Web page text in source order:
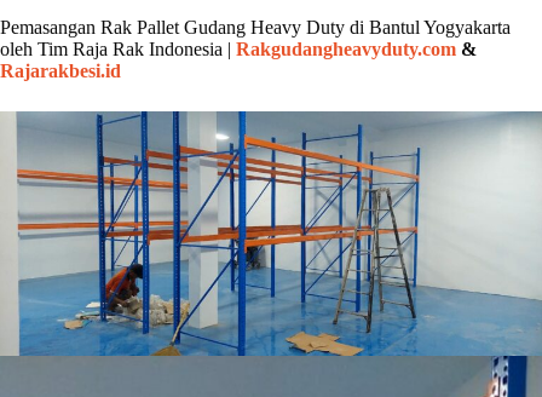
Pemasangan Rak Pallet Gudang Heavy Duty di Bantul Yogyakarta
oleh Tim Raja Rak Indonesia | Rakgudangheavyduty.com &
Rajarakbesi.id